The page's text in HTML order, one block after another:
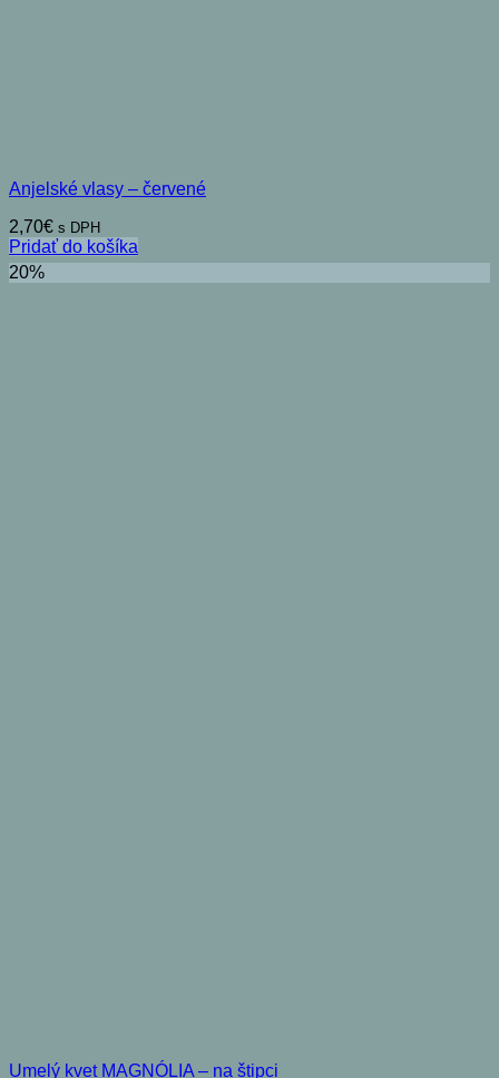
Anjelské vlasy – červené
2,70€ s DPH
Pridať do košíka
20%
Umelý kvet MAGNÓLIA – na štipci